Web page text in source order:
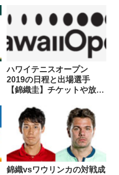
ハワイテニスオープン
2019の日程と出場選手
【錦織圭】チケットや放送
錦織vsワウリンカの対戦成